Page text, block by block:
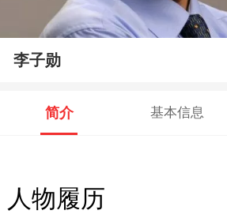
李子勋
简介 基本信息
人物履历